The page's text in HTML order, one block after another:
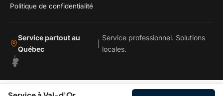
Politique de confidentialité
Service partout au
Québec
Service professionnel. Solutions
locales.